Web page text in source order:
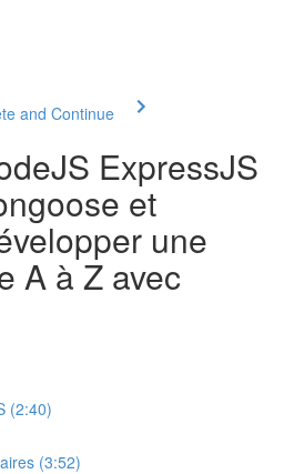
and Continue
ExpressJS
et
une
A à Z avec
(2:40)
(3:52)